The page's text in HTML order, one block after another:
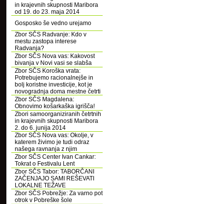
in krajevnih skupnosti Maribora
od 19. do 23. maja 2014
Gosposko še vedno urejamo
Zbor SČS Radvanje: Kdo v
mestu zastopa interese
Radvanja?
Zbor SČS Nova vas: Kakovost
bivanja v Novi vasi se slabša
Zbor SČS Koroška vrata:
Potrebujemo racionalnejše in
bolj koristne investicije, kot je
novogradnja doma mestne četrti
Zbor SČS Magdalena:
Obnovimo košarkaška igrišča!
Zbori samoorganiziranih četrtnih
in krajevnih skupnosti Maribora
2. do 6. junija 2014
Zbor SČS Nova vas: Okolje, v
katerem živimo je tudi odraz
našega ravnanja z njim
Zbor SČS Center Ivan Cankar:
Tokrat o Festivalu Lent
Zbor SČS Tabor: TABORČANI
ZAČENJAJO SAMI REŠEVATI
LOKALNE TEŽAVE
Zbor SČS Pobrežje: Za varno pot
otrok v Pobreške šole